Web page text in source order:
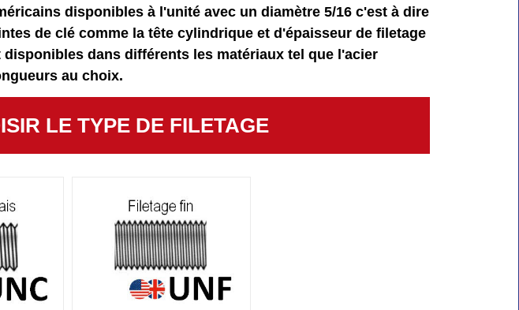
disponibles à l'unité avec un diamètre 5/16 c'est à dire
de clé comme la tête cylindrique et d'épaisseur de filetage
disponibles dans différents les matériaux tel que l'acier
au choix.
LE TYPE DE FILETAGE